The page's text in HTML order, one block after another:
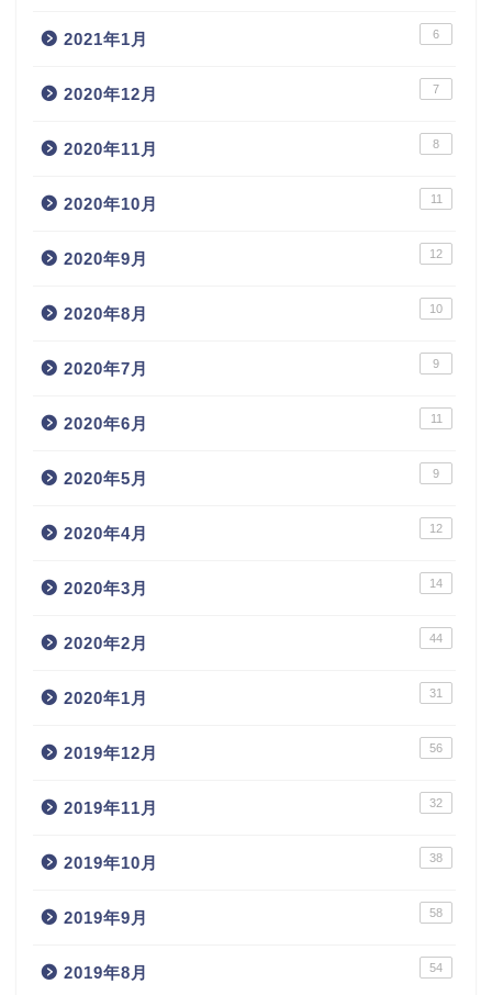
2021年1月 6
2020年12月 7
2020年11月 8
2020年10月 11
2020年9月 12
2020年8月 10
2020年7月 9
2020年6月 11
2020年5月 9
2020年4月 12
2020年3月 14
2020年2月 44
2020年1月 31
2019年12月 56
2019年11月 32
2019年10月 38
2019年9月 58
2019年8月 54